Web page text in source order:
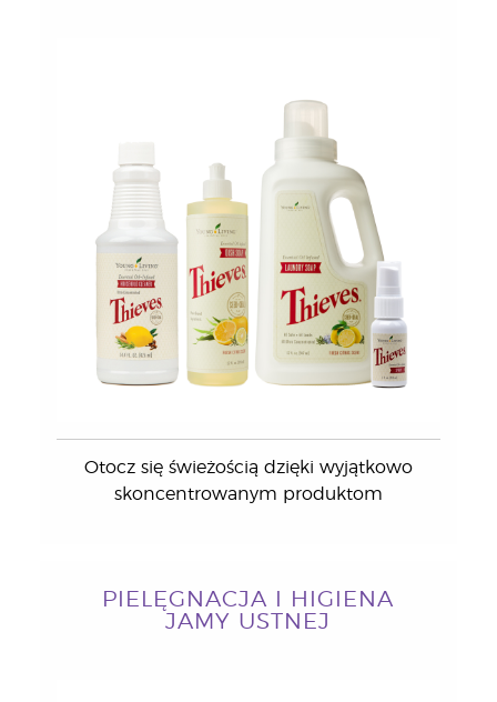
Otocz się świeżością dzięki wyjątkowo
skoncentrowanym produktom
PIELĘGNACJA I HIGIENA
JAMY USTNEJ